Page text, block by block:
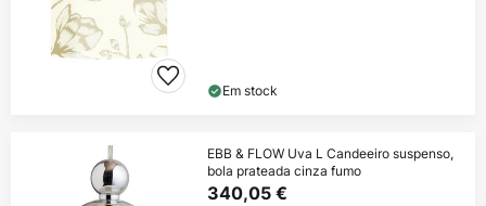
Em stock
EBB & FLOW Uva L Candeeiro suspenso,
bola prateada cinza fumo
340,05 €